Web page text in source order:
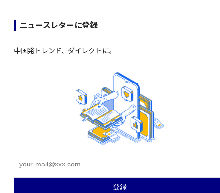
ニュースレターに登録
中国発トレンド、ダイレクトに。